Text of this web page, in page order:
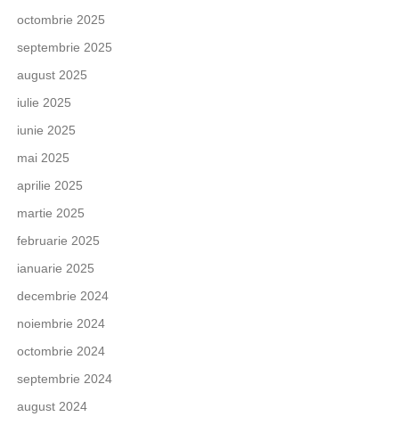
octombrie 2025
septembrie 2025
august 2025
iulie 2025
iunie 2025
mai 2025
aprilie 2025
martie 2025
februarie 2025
ianuarie 2025
decembrie 2024
noiembrie 2024
octombrie 2024
septembrie 2024
august 2024